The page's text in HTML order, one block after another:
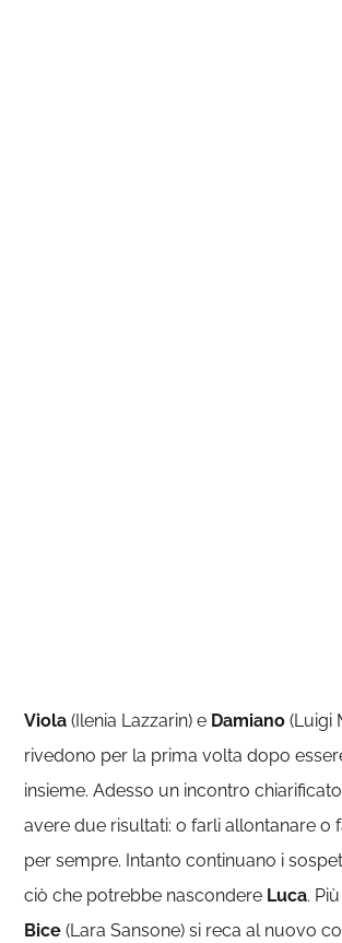
Viola(Ilenia Lazzarin) e Damiano(Luigi
rivedono per la prima volta dopo
insieme. Adesso un incontro
avere due risultati: o farli allontanare o
per sempre. Intanto continuano i
ciò che potrebbe nascondere Luca.
Bice(Lara Sansone) si reca al nuovo